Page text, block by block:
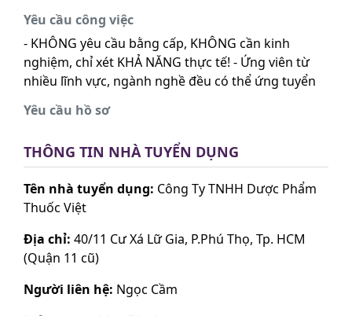
Yêu cầu công việc
- KHÔNG yêu cầu bằng cấp, KHÔNG cần kinh
nghiệm, chỉ xét KHẢ NĂNG thực tế! - Ứng viên từ
nhiều lĩnh vực, ngành nghề đều có thể ứng tuyển
Yêu cầu hồ sơ
THÔNG TIN NHÀ TUYỂN DỤNG
Tên nhà tuyển dụng: Công Ty TNHH Dược Phẩm
Thuốc Việt
Địa chỉ: 40/11 Cư Xá Lữ Gia, P.Phú Thọ, Tp. HCM
(Quận 11 cũ)
Người liên hệ: Ngọc Cầm